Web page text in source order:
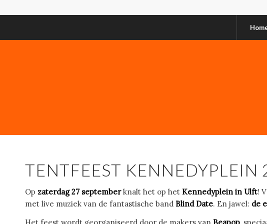
TENTFEEST KENNEDYPLEIN
Op zaterdag 27 septemberknalt het op het Kennedyplein in Ulft!
met live muziek van de fantastische band Blind Date. En jawel: de